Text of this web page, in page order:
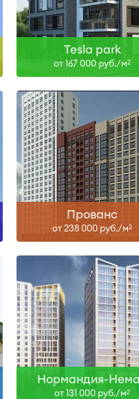
Tesla park
от 167 000 руб./м2
Прованс
от 238 000 руб./м2
Узнать больше
Нормандия-
от 131 000 руб./м2
Сдан
Узнать больше
Сдан
Узнать больше